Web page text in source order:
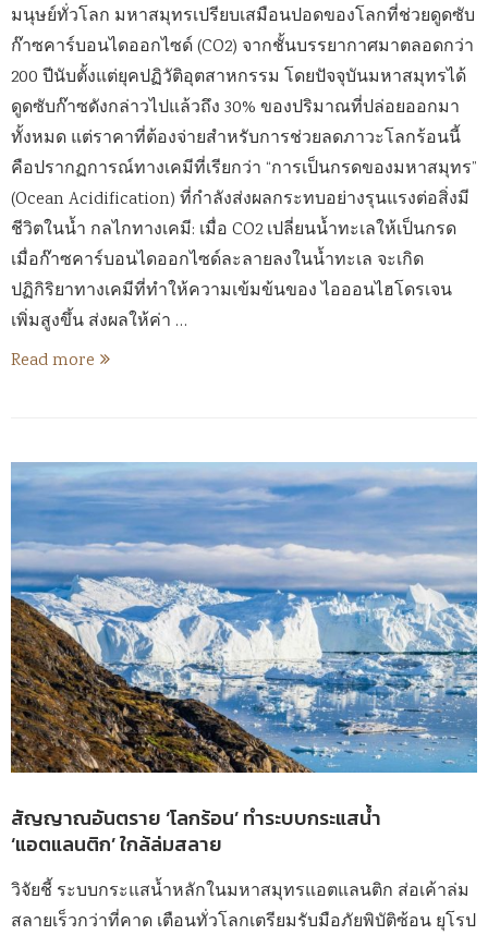
มนุษย์ทั่วโลก มหาสมุทรเปรียบเสมือนปอดของโลกที่ช่วยดูดซับ
ก๊าซคาร์บอนไดออกไซด์ (CO2) จากชั้นบรรยากาศมาตลอดกว่า
200 ปีนับตั้งแต่ยุคปฏิวัติอุตสาหกรรม โดยปัจจุบันมหาสมุทรได้
ดูดซับก๊าซดังกล่าวไปแล้วถึง 30% ของปริมาณที่ปล่อยออกมา
ทั้งหมด แต่ราคาที่ต้องจ่ายสำหรับการช่วยลดภาวะโลกร้อนนี้
คือปรากฏการณ์ทางเคมีที่เรียกว่า “การเป็นกรดของมหาสมุทร”
(Ocean Acidification) ที่กำลังส่งผลกระทบอย่างรุนแรงต่อสิ่งมี
ชีวิตในน้ำ กลไกทางเคมี: เมื่อ CO2 เปลี่ยนน้ำทะเลให้เป็นกรด
เมื่อก๊าซคาร์บอนไดออกไซด์ละลายลงในน้ำทะเล จะเกิด
ปฏิกิริยาทางเคมีที่ทำให้ความเข้มข้นของ ไอออนไฮโดรเจน
เพิ่มสูงขึ้น ส่งผลให้ค่า …
Read more
สัญญาณอันตราย ‘โลกร้อน’ ทำระบบกระแสน้ำ
‘แอตแลนติก’ ใกล้ล่มสลาย
วิจัยชี้ ระบบกระแสน้ำหลักในมหาสมุทรแอตแลนติก ส่อเค้าล่ม
สลายเร็วกว่าที่คาด เตือนทั่วโลกเตรียมรับมือภัยพิบัติซ้อน ยุโรป